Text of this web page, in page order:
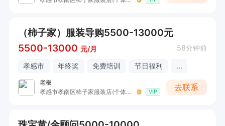
（柿子家）服装导购5500-13000元
5500-13000 元/月 58分钟前
孝感市 年终奖 免费培训 节日福利 ...
老板
孝感市孝南区柿子家服装店(个体工商户)
VIP
去联系